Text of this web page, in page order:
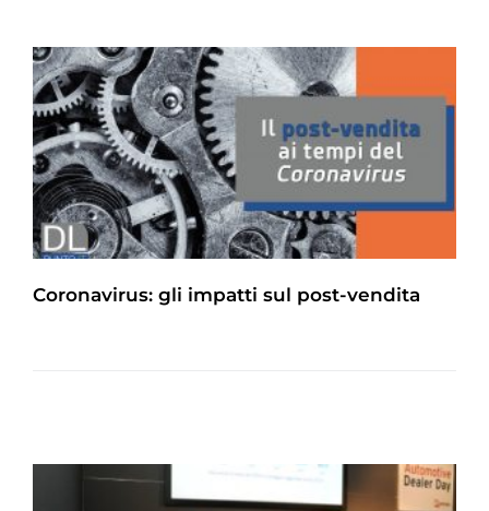
Coronavirus: gli impatti sul post-vendita